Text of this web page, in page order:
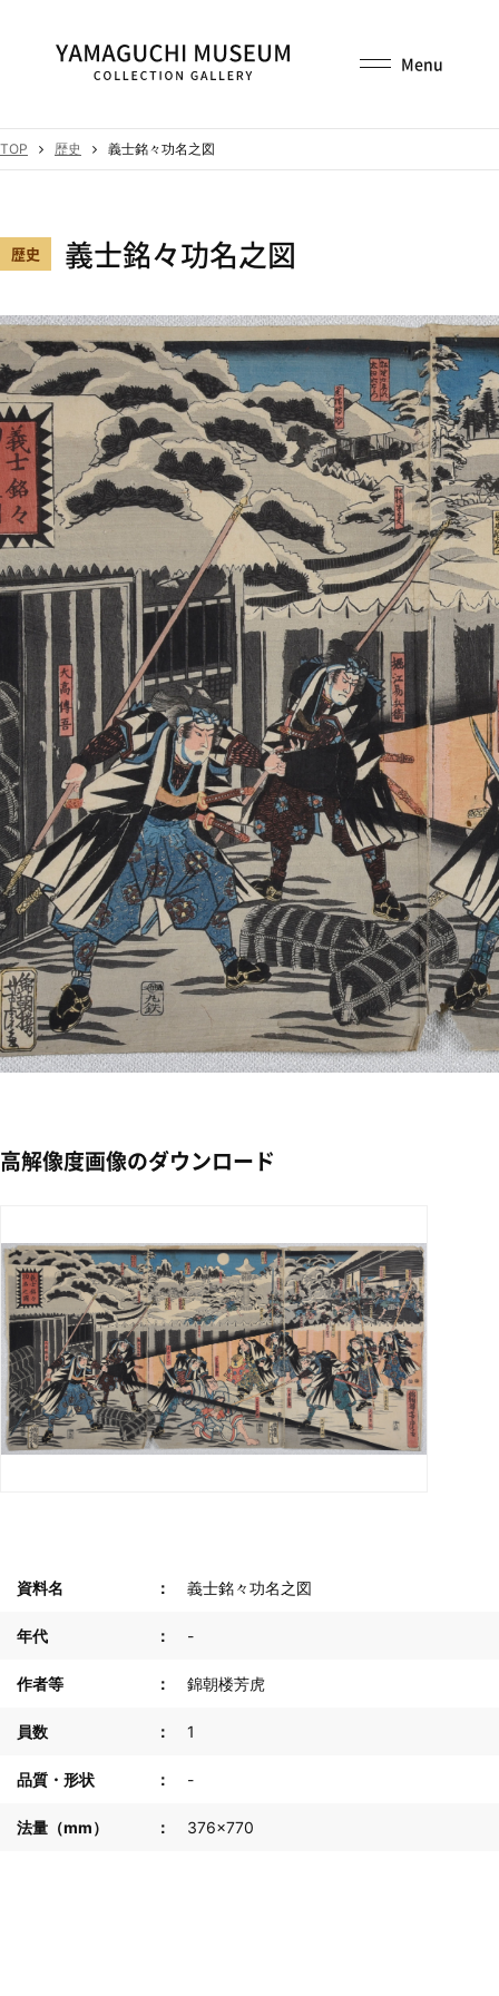
TOP 歴史 義士銘々功名之図
歴史 義士銘々功名之図
高解像度画像のダウンロード
資料名 義士銘々功名之図
年代 -
作者等 錦朝楼芳虎
員数 1
品質・形状 -
法量（mm） 376×770